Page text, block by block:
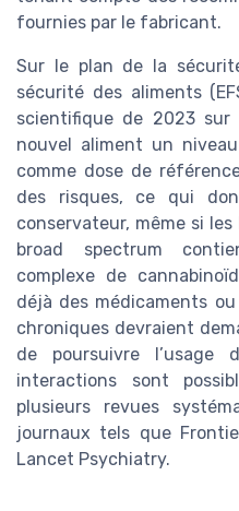
fournies par le fabricant.
Sur le plan de la
sécurité des aliments
scientifique de 2023
nouvel aliment un
comme dose de
des risques, ce qui
conservateur, même si
broad spectrum
complexe de
déjà des médicaments
chroniques devraient
de poursuivre l’usage
interactions sont
plusieurs revues
journaux tels que
Lancet Psychiatry.